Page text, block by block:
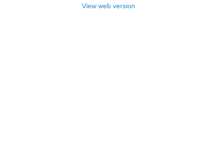
View web version